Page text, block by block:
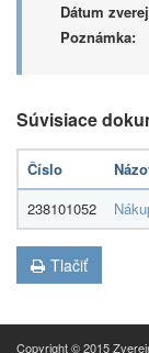
Dátum
Poznámka:
Súvisiace
Číslo
238101052
Tlačiť
Copyright © 2015